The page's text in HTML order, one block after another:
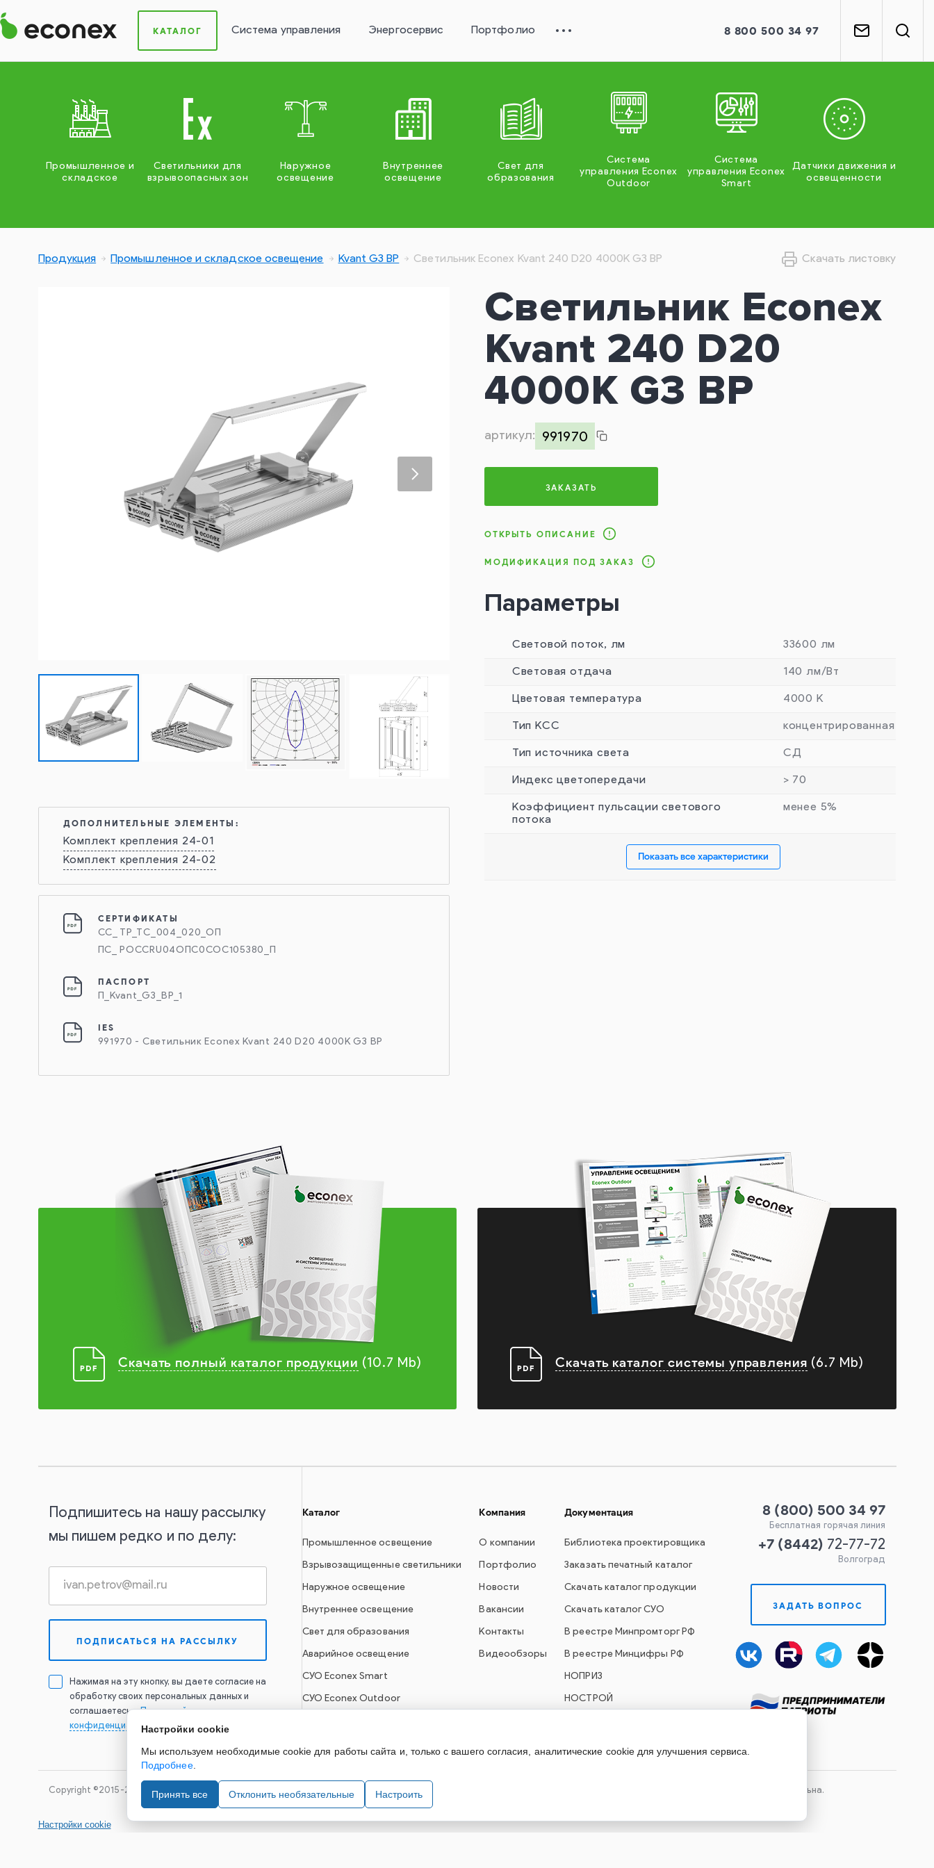
КАТАЛОГ Система управления Энергосервис Портфолио 8 800 500 34 97
Промышленное и
складское
Светильники для
взрывоопасных зон
Наружное
освещение
Внутреннее
освещение
Свет для
образования
Система
управления Econex
Outdoor
Система
управления Econex
Smart
Датчики движения и
освещенности
Продукция Промышленное и складское освещение Kvant G3 BP Светильник Econex Kvant 240 D20 4000K G3 BP
ДОПОЛНИТЕЛЬНЫЕ ЭЛЕМЕНТЫ:
Комплект крепления 24-01
Комплект крепления 24-02
СЕРТИФИКАТЫ
СС_ ТР_ТС_004_020_ОП
ПС_ РОССRU04ОПС0СОС105380_П
ПАСПОРТ
П_Kvant_G3_BP_1
IES
991970 - Светильник Econex Kvant 240 D20 4000K G3 BP
Скачать листовку
Светильник Econex
Kvant 240 D20
4000K G3 BP
артикул: 991970
ЗАКАЗАТЬ
ОТКРЫТЬ ОПИСАНИЕ
МОДИФИКАЦИЯ ПОД ЗАКАЗ
Параметры
Световой поток, лм 33600 лм
Световая отдача 140 лм/Вт
Цветовая температура 4000 К
Тип КСС концентрированная
Тип источника света СД
Индекс цветопередачи > 70
Коэффициент пульсации светового
потока
менее 5%
Показать все характеристики
Скачать полный каталог продукции (10.7 Mb) Скачать каталог системы управления (6.7 Mb)
Подпишитесь на нашу рассылку
мы пишем редко и по делу:
Нажимая на эту кнопку, вы даете согласие на
обработку своих персональных данных и
соглашаетесь сПолитикой
конфиденциальности
Каталог
Промышленное освещение
Взрывозащищенные светильники
Наружное освещение
Внутреннее освещение
Свет для образования
Аварийное освещение
СУО Econex Smart
СУО Econex Outdoor
Компания
О компании
Портфолио
Новости
Вакансии
Контакты
Видеообзоры
Документация
Библиотека проектировщика
Заказать печатный каталог
Скачать каталог продукции
Скачать каталог СУО
В реестре Минпромторг РФ
В реестре Минцифры РФ
НОПРИЗ
НОСТРОЙ
8 (800) 500 34 97
Бесплатная горячая линия
+7 (8442) 72-77-72
Волгоград
ЗАДАТЬ ВОПРОС
Copyright ©2015-2026. Завод Econex. Производство светотехнического оборудования. При использовании информации и материалов сайта, ссылка на источник обязательна.
Настройки cookie
Настройки cookie
Мы используем необходимые cookie для работы сайта и, только с вашего согласия, аналитические cookie для улучшения сервиса.
Подробнее.
Принять все Отклонить необязательные Настроить